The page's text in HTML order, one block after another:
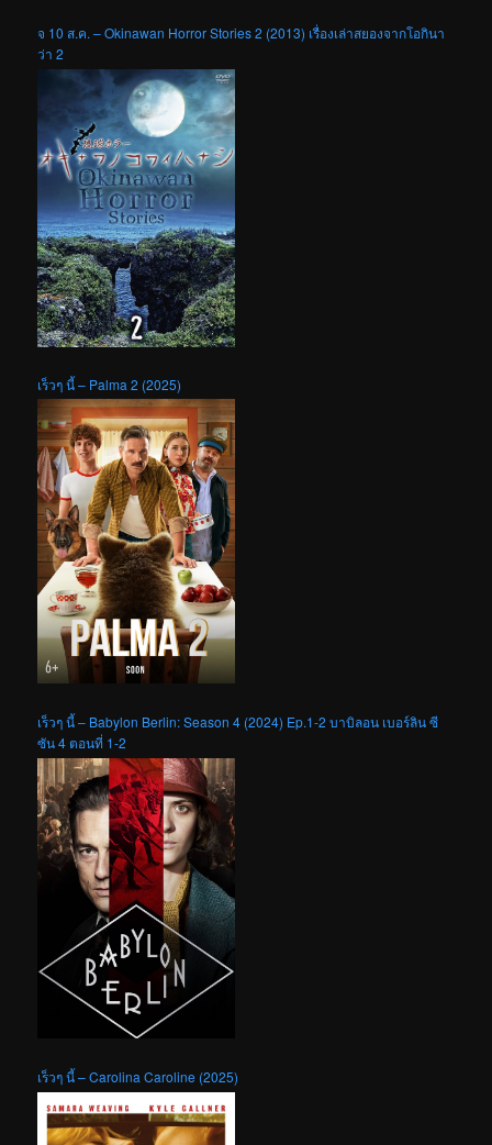
จ 10 ส.ค. – Okinawan Horror Stories 2 (2013) เรื่องเล่าสยองจากโอกินา
ว่า 2
เร็วๆ นี้ – Palma 2 (2025)
เร็วๆ นี้ – Babylon Berlin: Season 4 (2024) Ep.1-2 บาบิลอน เบอร์ลิน ซี
ซัน 4 ตอนที่ 1-2
เร็วๆ นี้ – Carolina Caroline (2025)